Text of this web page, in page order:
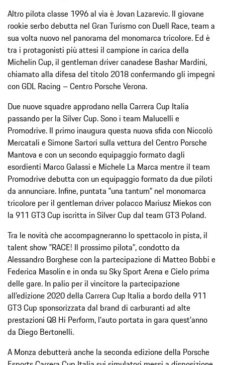
Altro pilota classe 1996 al via è Jovan Lazarevic. Il giovane
rookie serbo debutta nel Gran Turismo con Duell Race, team a
sua volta nuovo nel panorama del monomarca tricolore. Ed è
tra i protagonisti più attesi il campione in carica della
Michelin Cup, il gentleman driver canadese Bashar Mardini,
chiamato alla difesa del titolo 2018 confermando gli impegni
con GDL Racing – Centro Porsche Verona.
Due nuove squadre approdano nella Carrera Cup Italia
passando per la Silver Cup. Sono i team Malucelli e
Promodrive. Il primo inaugura questa nuova sfida con Niccolò
Mercatali e Simone Sartori sulla vettura del Centro Porsche
Mantova e con un secondo equipaggio formato dagli
esordienti Marco Galassi e Michele La Marca mentre il team
Promodrive debutta con un equipaggio formato da due piloti
da annunciare. Infine, puntata ‟una tantum” nel monomarca
tricolore per il gentleman driver polacco Mariusz Miekos con
la 911 GT3 Cup iscritta in Silver Cup dal team GT3 Poland.
Tra le novità che accompagneranno lo spettacolo in pista, il
talent show ‟RACE! Il prossimo pilota”, condotto da
Alessandro Borghese con la partecipazione di Matteo Bobbi e
Federica Masolin e in onda su Sky Sport Arena e Cielo prima
delle gare. In palio per il vincitore la partecipazione
all'edizione 2020 della Carrera Cup Italia a bordo della 911
GT3 Cup sponsorizzata dal brand di carburanti ad alte
prestazioni Q8 Hi Perform, l'auto portata in gara quest'anno
da Diego Bertonelli.
A Monza debutterà anche la seconda edizione della Porsche